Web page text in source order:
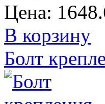
Цена:
В корзину
Болт